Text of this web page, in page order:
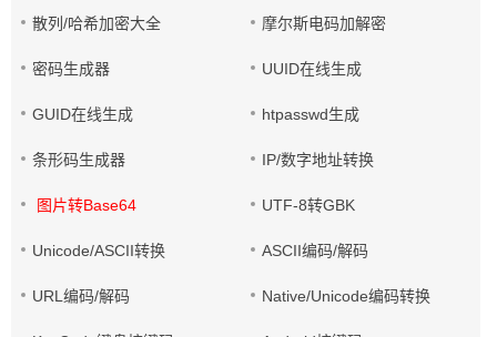
散列/哈希加密大全 摩尔斯电码加解密
密码生成器 UUID在线生成
GUID在线生成 htpasswd生成
条形码生成器 IP/数字地址转换
图片转Base64 UTF-8转GBK
Unicode/ASCII转换 ASCII编码/解码
URL编码/解码 Native/Unicode编码转换